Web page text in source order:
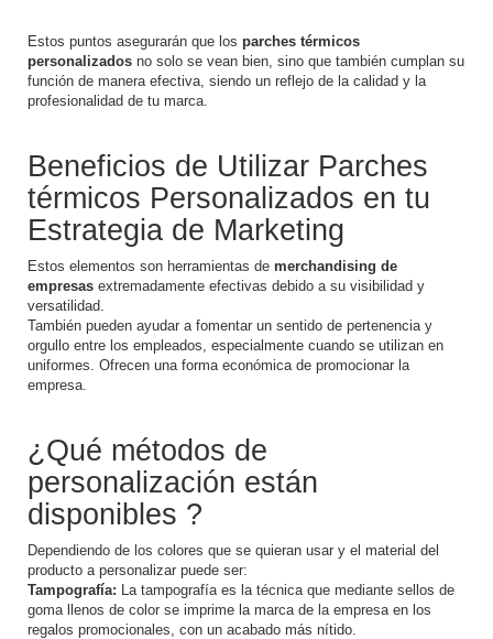
Estos puntos asegurarán que los parches térmicos
personalizados no solo se vean bien, sino que también cumplan su
función de manera efectiva, siendo un reflejo de la calidad y la
profesionalidad de tu marca.
Beneficios de Utilizar Parches
térmicos Personalizados en tu
Estrategia de Marketing
Estos elementos son herramientas de merchandising de
empresas extremadamente efectivas debido a su visibilidad y
versatilidad.
También pueden ayudar a fomentar un sentido de pertenencia y
orgullo entre los empleados, especialmente cuando se utilizan en
uniformes. Ofrecen una forma económica de promocionar la
empresa.
¿Qué métodos de
personalización están
disponibles ?
Dependiendo de los colores que se quieran usar y el material del
producto a personalizar puede ser:
Tampografía: La tampografía es la técnica que mediante sellos de
goma llenos de color se imprime la marca de la empresa en los
regalos promocionales, con un acabado más nítido.